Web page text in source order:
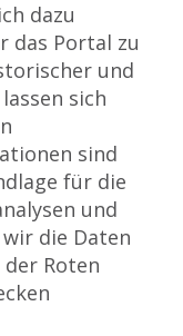
dazu
das Portal zu
und
sich
sind
für die
und
die Daten
Roten